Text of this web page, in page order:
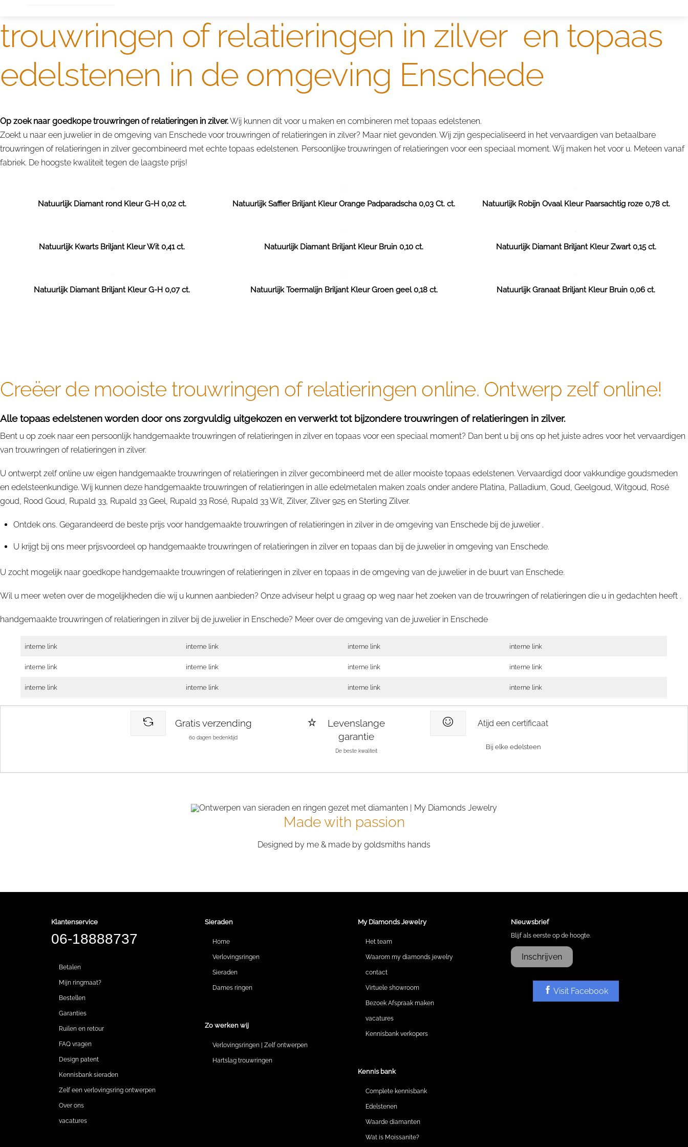
trouwringen of relatieringen in zilver en topaas
edelstenen in de omgeving Enschede
Op zoek naar goedkope trouwringen of relatieringen in zilver.Wij kunnen dit voor u maken en combineren met topaas edelstenen.
Zoekt u naar een juwelier in de omgeving van Enschede voor trouwringen of relatieringen in zilver? Maar niet gevonden. Wij zijn gespecialiseerd in het vervaardigen van betaalbare
trouwringen of relatieringen in zilver gecombineerd met echte topaas edelstenen. Persoonlijke trouwringen of relatieringen voor een speciaal moment. Wij maken het voor u. Meteen vanaf
fabriek. De hoogste kwaliteit tegen de laagste prijs!
Natuurlijk Diamant rond Kleur G-H 0,02 ct. Natuurlijk Saffier Briljant Kleur Orange Padparadscha 0,03 Ct. ct. Natuurlijk Robijn Ovaal Kleur Paarsachtig roze 0,78 ct.
Natuurlijk Kwarts Briljant Kleur Wit 0,41 ct. Natuurlijk Diamant Briljant Kleur Bruin 0,10 ct. Natuurlijk Diamant Briljant Kleur Zwart 0,15 ct.
Natuurlijk Diamant Briljant Kleur G-H 0,07 ct. Natuurlijk Toermalijn Briljant Kleur Groen geel 0,18 ct. Natuurlijk Granaat Briljant Kleur Bruin 0,06 ct.
Creëer de mooiste trouwringen of relatieringen online. Ontwerp zelf online!
Alle topaas edelstenen worden door ons zorgvuldig uitgekozen en verwerkt tot bijzondere trouwringen of relatieringen in zilver.
Bent u op zoek naar een persoonlijk handgemaakte trouwringen of relatieringen in zilver en topaas voor een speciaal moment? Dan bent u bij ons op het juiste adres voor het vervaardigen
van trouwringen of relatieringen in zilver.
U ontwerpt zelf online uw eigen handgemaakte trouwringen of relatieringen in zilver gecombineerd met de aller mooiste topaas edelstenen. Vervaardigd door vakkundige goudsmeden
en edelsteenkundige. Wij kunnen deze handgemaakte trouwringen of relatieringen in alle edelmetalen maken zoals onder andere Platina, Palladium, Goud, Geelgoud, Witgoud, Rosé
goud, Rood Goud, Rupald 33, Rupald 33 Geel, Rupald 33 Rosé, Rupald 33 Wit, Zilver, Zilver 925 en Sterling Zilver.
Ontdek ons. Gegarandeerd de beste prijs voor handgemaakte trouwringen of relatieringen in zilver in de omgeving van Enschede bij de juwelier .
U krijgt bij ons meer prijsvoordeel op handgemaakte trouwringen of relatieringen in zilver en topaas dan bij de juwelier in omgeving van Enschede.
U zocht mogelijk naar goedkope handgemaakte trouwringen of relatieringen in zilver en topaas in de omgeving van de juwelier in de buurt van Enschede.
Wil u meer weten over de mogelijkheden die wij u kunnen aanbieden? Onze adviseur helpt u graag op weg naar het zoeken van de trouwringen of relatieringen die u in gedachten heeft .
handgemaakte trouwringen of relatieringen in zilver bij de juwelier in Enschede? Meer over de omgeving van de juwelier in Enschede
interne link interne link interne link interne link
interne link interne link interne link interne link
interne link interne link interne link interne link
Gratis verzending
60 dagen bedenktijd
Levenslange
garantie
De beste kwaliteit
Atijd een certificaat
Bij elke edelsteen
Made with passion
Designed by me & made by goldsmiths hands
Klantenservice
06-18888737
Betalen
Mijn ringmaat?
Bestellen
Garanties
Ruilen en retour
FAQ vragen
Design patent
Kennisbank sieraden
Zelf een verlovingsring ontwerpen
Over ons
vacatures
Sieraden
Home
Verlovingsringen
Sieraden
Dames ringen
Zo werken wij
Verlovingsringen | Zelf ontwerpen
Hartslag trouwringen
My Diamonds Jewelry
Het team
Waarom my diamonds jewelry
contact
Virtuele showroom
Bezoek Afspraak maken
vacatures
Kennisbank verkopers
Kennis bank
Complete kennisbank
Edelstenen
Waarde diamanten
Wat is Moissanite?
Nieuwsbrief
Blijf als eerste op de hoogte.
Inschrijven
Visit Facebook